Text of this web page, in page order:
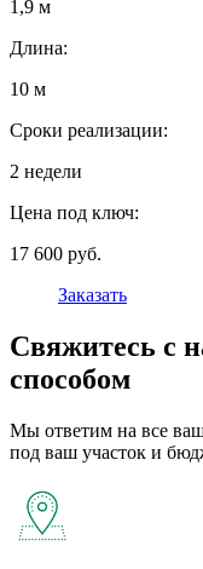
1,9 м
Длина:
10 м
Сроки реализации:
2 недели
Цена под ключ:
17 600 руб.
Заказать
Свяжитесь с
способом
Мы ответим на все
под ваш участок и